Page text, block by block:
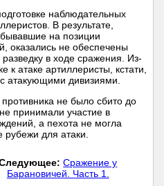
наблюдательных
В результате,
на позиции
оказались не обеспечены
в ходе сражения. Из-
к атаке артиллеристы, кстати,
с атакующими дивизиями.
не было сбито до
принимали участие в
а пехота не могла
рубежи для атаки.
Сражение у
Барановичей. Часть 1.